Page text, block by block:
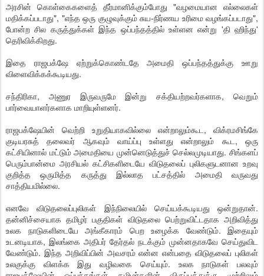
அரசின் கொள்கைகளைத் தீர்மானிக்கும்போது "வழமையான எல்லைகள்
மதிக்கப்படாது", "எந்த ஒரு குழுவுக்கும் சுய-நிர்ணய உரிமை வழங்கப்படாது",
போன்ற சில கருத்துக்கள் இந்த ஒப்பந்தத்தில் உள்ளன என்று 'தி ஹிந்து'
தெரிவிக்கிறது.
இதை ராஜபக்ஷே ஏற்றுக்கொண்டதே அமைதி ஒப்பந்தத்துக்கு ஊறு
விளைவிக்கக்கூடியது.
சந்திரிகா, அணுர இருவருமே இன்று சக்தியற்றவர்களாக, வெறும்
பார்வையாளர்களாக மாறியுள்ளனர்.
ராஜபக்ஷேயின் வெற்றி உறுதியாகவில்லை என்றாலும்கூட, விக்ரமசிங்கே
குடியரசுத் தலைவர் ஆகவும் வாய்ப்பு உள்ளது என்றாலும் கூட, ஒரு
கட்சியினால் மட்டும் அமைதியை முன்னெடுத்துச் செல்லமுடியாது. சிங்களப்
பெரும்பான்மை அரசியல் கட்சிகளிடையே விடுதலைப் புலிகளுடனான உறவு
குறித்த ஒருமித்த கருத்து இல்லாத பட்சத்தில் அமைதி வருவது
சாத்தியமில்லை.
எனவே விடுதலைப்புலிகள் இந்நிலையில் செய்யக்கூடியது ஒன்றுதான்.
தன்னிச்சையாக தமிழர் பகுதிகள் விடுதலை பெற்றுவிட்டதாக அறிவித்து
உலக நாடுகளிடையே அங்கீகாரம் பெற உழைக்க வேண்டும். இதையும்
உடனடியாக, இலங்கை அதிபர் தேர்தல் நடக்கும் முன்னதாகவே செய்துவிட
வேண்டும். இந்த அறிவிப்பின் அவசரம் என்ன என்பதை விடுதலைப் புலிகள்
உலகுக்கு விளக்க இது வழிவகை செய்யும். உலக நாடுகள் பலவும்